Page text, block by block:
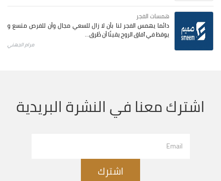
همسات الفجر
دائما يهمس الفجر لنا بأن لا زال للسعي مجال وأن للفرص متسع و
يوقظ في آفاق الروح يقينًا أن طُرق...
مرام الجهني
اشترك معنا في النشرة البريدية
اشترك